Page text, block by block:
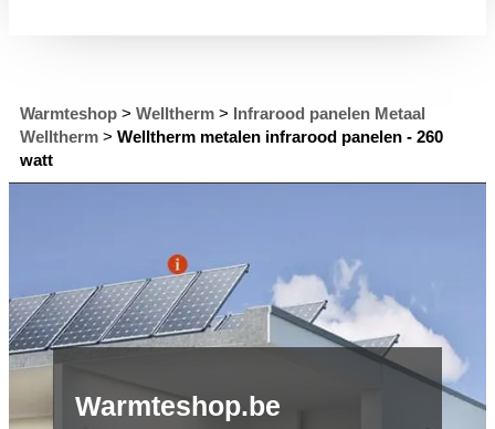
Warmteshop > Welltherm > Infrarood panelen Metaal
Welltherm > Welltherm metalen infrarood panelen - 260
watt
Warmteshop.be